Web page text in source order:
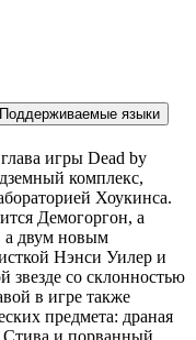
Поддерживаемые языки
игры Dead by
комплекс,
Хоукинса.
Демогоргон, а
а двум новым
Нэнси Уилер и
со склонностью
в игре также
предмета: драная
Стива и порванный